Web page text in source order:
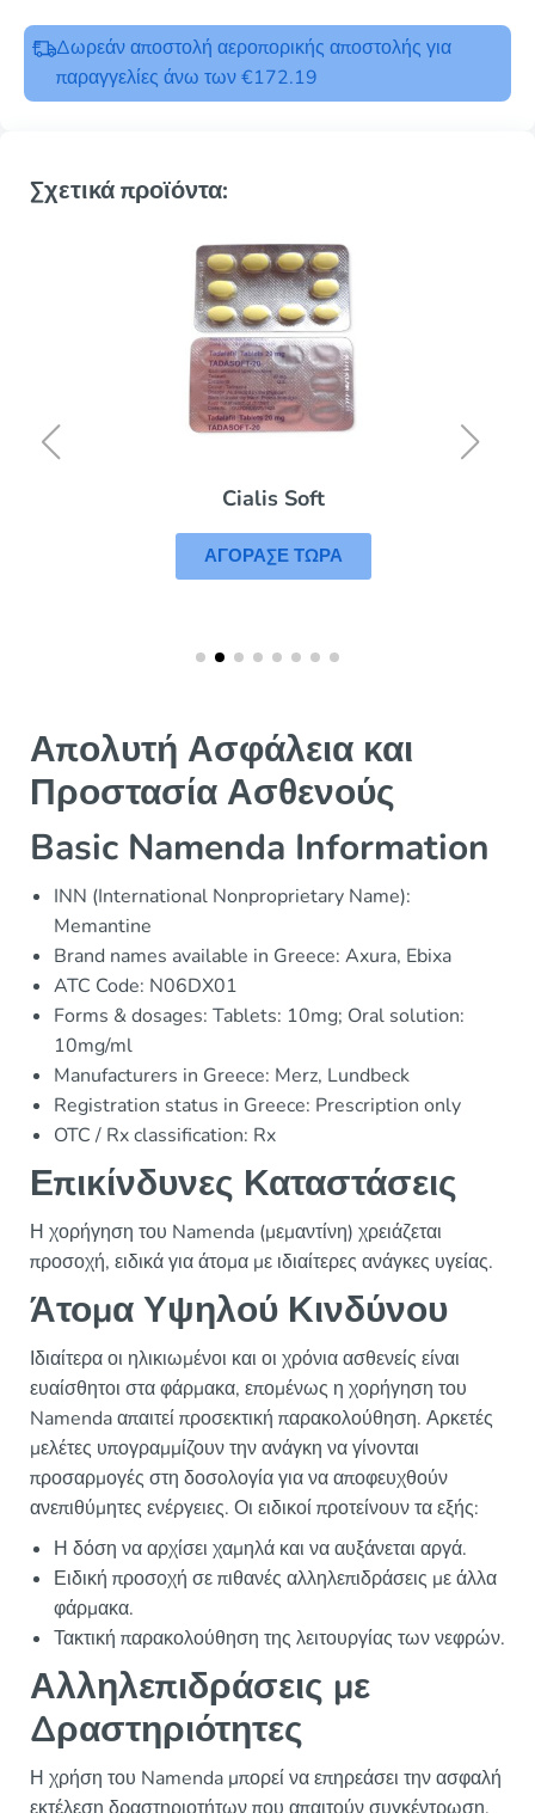
Δωρεάν αποστολή αεροπορικής αποστολής για
παραγγελίες άνω των €172.19
Σχετικά προϊόντα:
Cialis Soft
ΑΓΟΡΑΣΕ ΤΩΡΑ
Απολυτή Ασφάλεια και
Προστασία Ασθενούς
Basic Namenda Information
INN (International Nonproprietary Name):
Memantine
Brand names available in Greece: Axura, Ebixa
ATC Code: N06DX01
Forms & dosages: Tablets: 10mg; Oral solution:
10mg/ml
Manufacturers in Greece: Merz, Lundbeck
Registration status in Greece: Prescription only
OTC / Rx classification: Rx
Επικίνδυνες Καταστάσεις
Η χορήγηση του Namenda (μεμαντίνη) χρειάζεται
προσοχή, ειδικά για άτομα με ιδιαίτερες ανάγκες υγείας.
Άτομα Υψηλού Κινδύνου
Ιδιαίτερα οι ηλικιωμένοι και οι χρόνια ασθενείς είναι
ευαίσθητοι στα φάρμακα, επομένως η χορήγηση του
Namenda απαιτεί προσεκτική παρακολούθηση. Αρκετές
μελέτες υπογραμμίζουν την ανάγκη να γίνονται
προσαρμογές στη δοσολογία για να αποφευχθούν
ανεπιθύμητες ενέργειες. Οι ειδικοί προτείνουν τα εξής:
Η δόση να αρχίσει χαμηλά και να αυξάνεται αργά.
Ειδική προσοχή σε πιθανές αλληλεπιδράσεις με άλλα
φάρμακα.
Τακτική παρακολούθηση της λειτουργίας των νεφρών.
Αλληλεπιδράσεις με
Δραστηριότητες
Η χρήση του Namenda μπορεί να επηρεάσει την ασφαλή